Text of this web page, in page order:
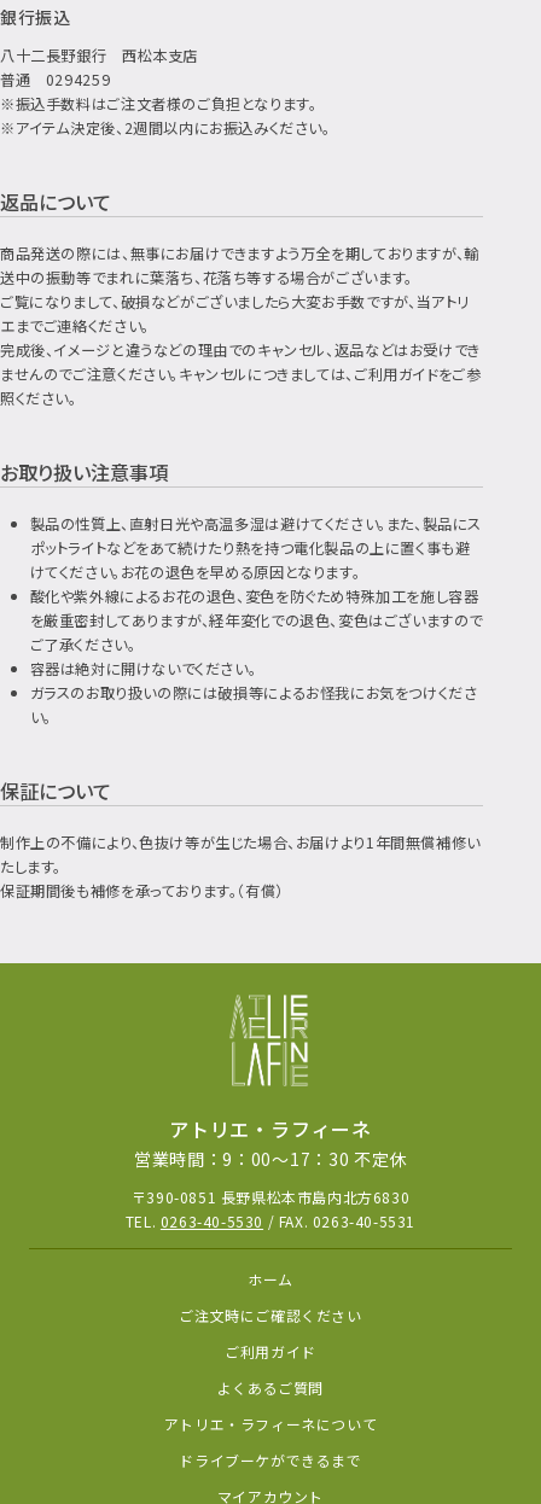
銀行振込
八十二長野銀行 西松本支店
普通 0294259
※振込手数料はご注文者様のご負担となります。
※アイテム決定後、2週間以内にお振込みください。
返品について
商品発送の際には、無事にお届けできますよう万全を期しておりますが、輸
送中の振動等でまれに葉落ち、花落ち等する場合がございます。
ご覧になりまして、破損などがございましたら大変お手数ですが、当アトリ
エまでご連絡ください。
完成後、イメージと違うなどの理由でのキャンセル、返品などはお受けでき
ませんのでご注意ください。キャンセルにつきましては、ご利用ガイドをご参
照ください。
お取り扱い注意事項
製品の性質上、直射日光や高温多湿は避けてください。また、製品にス
ポットライトなどをあて続けたり熱を持つ電化製品の上に置く事も避
けてください。お花の退色を早める原因となります。
酸化や紫外線によるお花の退色、変色を防ぐため特殊加工を施し容器
を厳重密封してありますが、経年変化での退色、変色はございますので
ご了承ください。
容器は絶対に開けないでください。
ガラスのお取り扱いの際には破損等によるお怪我にお気をつけくださ
い。
保証について
制作上の不備により、色抜け等が生じた場合、お届けより1年間無償補修い
たします。
保証期間後も補修を承っております。（有償）
アトリエ・ラフィーネ
営業時間：9：00～17：30 不定休
〒390-0851 長野県松本市島内北方6830
TEL. 0263-40-5530 / FAX. 0263-40-5531
ホーム
ご注文時にご確認ください
ご利用ガイド
よくあるご質問
アトリエ・ラフィーネについて
ドライブーケができるまで
マイアカウント